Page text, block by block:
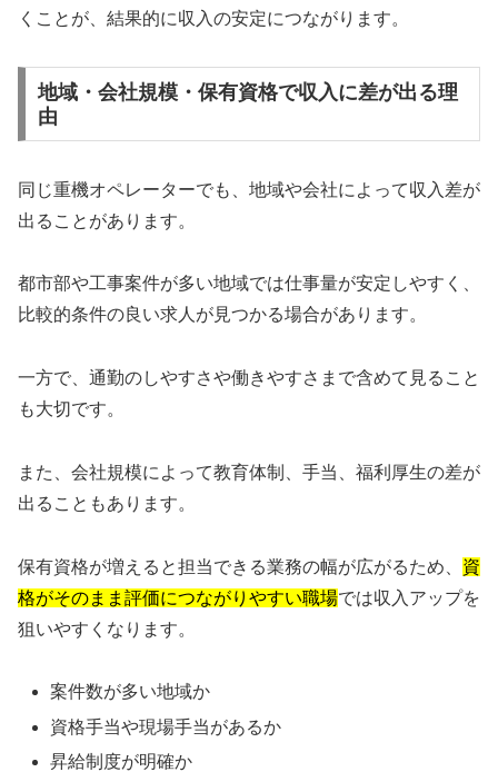
くことが、結果的に収入の安定につながります。
地域・会社規模・保有資格で収入に差が出る理
由
同じ重機オペレーターでも、地域や会社によって収入差が
出ることがあります。
都市部や工事案件が多い地域では仕事量が安定しやすく、
比較的条件の良い求人が見つかる場合があります。
一方で、通勤のしやすさや働きやすさまで含めて見ること
も大切です。
また、会社規模によって教育体制、手当、福利厚生の差が
出ることもあります。
保有資格が増えると担当できる業務の幅が広がるため、 資
格がそのまま評価につながりやすい職場では収入アップを
狙いやすくなります。
案件数が多い地域か
資格手当や現場手当があるか
昇給制度が明確か